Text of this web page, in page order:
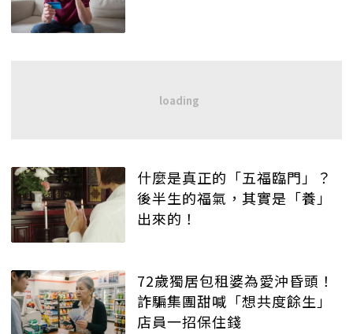
什麼是真正的「五福臨門」？
後半生的福氣，其實是「養」
出來的！
72歲獨居包租婆為愛沖昏頭！
詐騙集團甜喊「想共度餘生」
店員一招保住錢